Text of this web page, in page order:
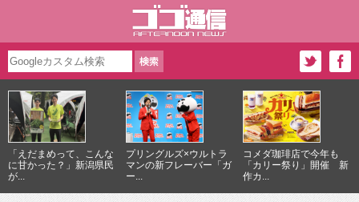
「えだまめって、こんな
に甘かった？」新潟県民
が...
プリングルズ×ウルトラ
マンの新フレーバー「ガ
ー...
コメダ珈琲店で今年も
「カリー祭り」開催 新
作カ...